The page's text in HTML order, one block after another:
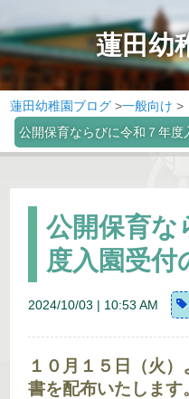
蓮田幼
蓮田幼稚園ブログ >一般向け >
公開保育ならびに令和７年度
公開保育な
度入園受付
2024/10/03 | 10:53 AM
１０月１５日（火
書を配布いたします